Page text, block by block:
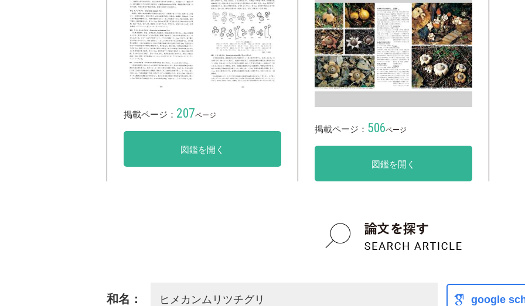
掲載ページ： 207ページ
図鑑を開く
掲載ページ： 506ページ
図鑑を開く
和名： ヒメカンムリツチグリ google